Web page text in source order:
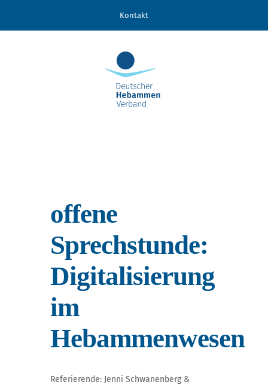
Kontakt
offene
Sprechstunde:
Digitalisierung
im
Hebammenwesen
Referierende: Jenni Schwanenberg &